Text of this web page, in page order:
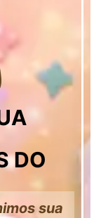
DO
sua